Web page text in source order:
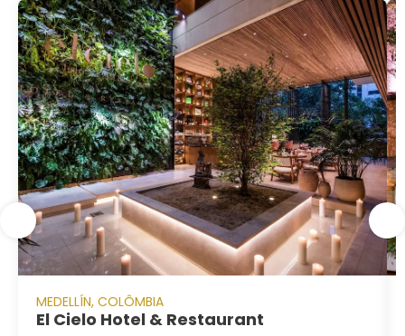
MEDELLÍN, COLÔMBIA
El Cielo Hotel & Restaurant